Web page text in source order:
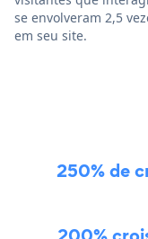
se envolveram 2,5
em seu site.
250% de